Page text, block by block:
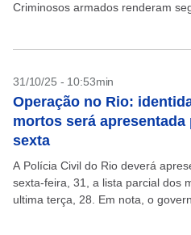
Criminosos armados renderam
31/10/25 - 10:53min
Operação no Rio:
mortos será
sexta
A Polícia Civil do Rio deverá
sexta-feira, 31, a lista parcial dos
ultima terça, 28. Em nota, o